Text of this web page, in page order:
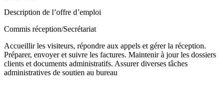
Description de l’offre d’emploi
Commis réception/Secrétariat
Accueillir les visiteurs, répondre aux appels et gérer la réception.
Préparer, envoyer et suivre les factures. Maintenir à jour les dossiers
clients et documents administratifs. Assurer diverses tâches
administratives de soutien au bureau